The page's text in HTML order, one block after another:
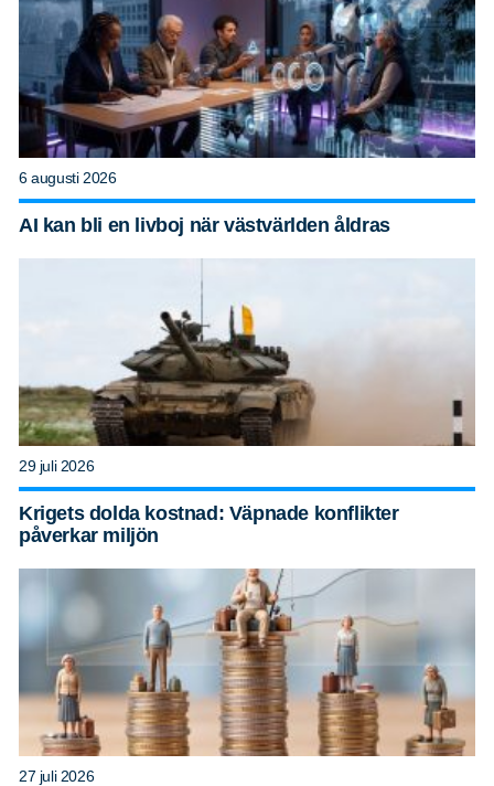
6 augusti 2026
AI kan bli en livboj när västvärlden åldras
29 juli 2026
Krigets dolda kostnad: Väpnade konflikter
påverkar miljön
27 juli 2026